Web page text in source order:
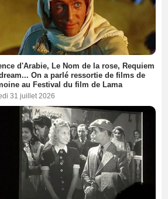
d'Arabie, Le Nom de la rose, Requiem
On a parlé ressortie de films de
au Festival du film de Lama
31 juillet 2026